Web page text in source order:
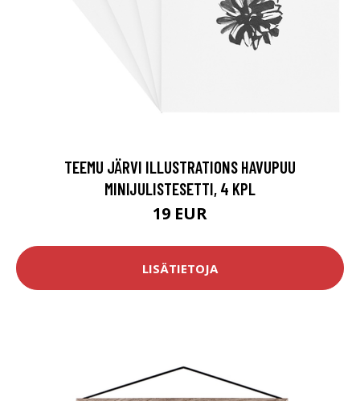
TEEMU JÄRVI ILLUSTRATIONS HAVUPUU
MINIJULISTESETTI, 4 KPL
19 EUR
LISÄTIETOJA